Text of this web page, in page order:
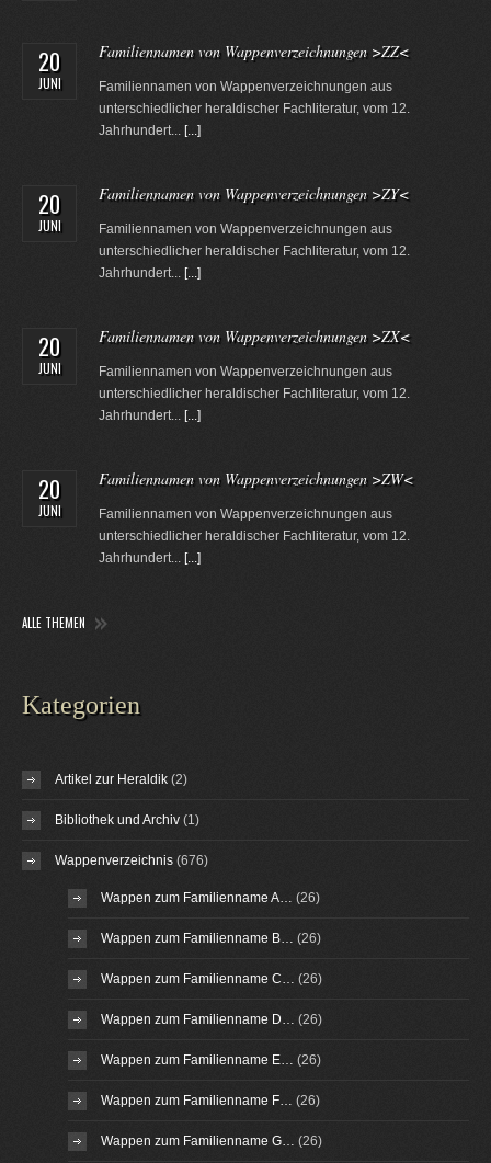
20
JUNI
Familiennamen von Wappenverzeichnungen >ZZ<
Familiennamen von Wappenverzeichnungen aus
unterschiedlicher heraldischer Fachliteratur, vom 12.
Jahrhundert... [...]
20
JUNI
Familiennamen von Wappenverzeichnungen >ZY<
Familiennamen von Wappenverzeichnungen aus
unterschiedlicher heraldischer Fachliteratur, vom 12.
Jahrhundert... [...]
20
JUNI
Familiennamen von Wappenverzeichnungen >ZX<
Familiennamen von Wappenverzeichnungen aus
unterschiedlicher heraldischer Fachliteratur, vom 12.
Jahrhundert... [...]
20
JUNI
Familiennamen von Wappenverzeichnungen >ZW<
Familiennamen von Wappenverzeichnungen aus
unterschiedlicher heraldischer Fachliteratur, vom 12.
Jahrhundert... [...]
ALLE THEMEN
Kategorien
Artikel zur Heraldik (2)
Bibliothek und Archiv (1)
Wappenverzeichnis (676)
Wappen zum Familienname A… (26)
Wappen zum Familienname B… (26)
Wappen zum Familienname C… (26)
Wappen zum Familienname D… (26)
Wappen zum Familienname E… (26)
Wappen zum Familienname F… (26)
Wappen zum Familienname G… (26)